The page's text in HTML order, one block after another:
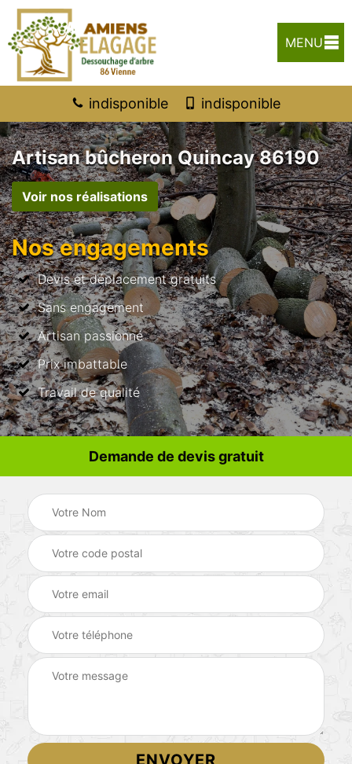
MENU
indisponible indisponible
Artisan bûcheron Quincay 86190
Voir nos réalisations
Nos engagements
Devis et déplacement gratuits
Sans engagement
Artisan passionné
Prix imbattable
Travail de qualité
Demande de devis gratuit